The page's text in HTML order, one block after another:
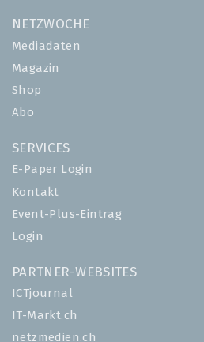
NETZWOCHE
Mediadaten
Magazin
Shop
Abo
SERVICES
E-Paper Login
Kontakt
Event-Plus-Eintrag
Login
PARTNER-WEBSITES
ICTjournal
IT-Markt.ch
netzmedien.ch